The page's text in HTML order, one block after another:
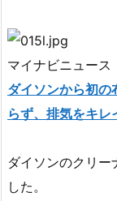
マイナビニュー
ダイソンから初の
らず、排気をキレ
ダイソンのクリー
した。